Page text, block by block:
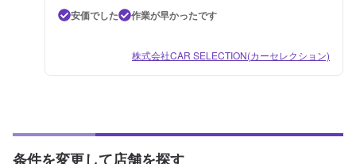
安価でした 作業が早かったです
株式会社CAR SELECTION(カーセレクション)
条件を変更して店舗を探す